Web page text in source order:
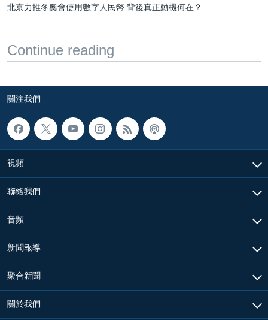
北京力推冬奧會使用數字人民幣 背後真正動機何在？
Continue reading
關注我們
視頻
聯絡我們
音頻
新聞報導
聚合新聞
關於我們